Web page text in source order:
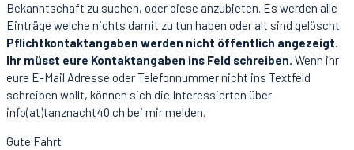
Bekanntschaft zu suchen, oder diese anzubieten. Es werden alle
Einträge welche nichts damit zu tun haben oder alt sind gelöscht.
Pflichtkontaktangaben werden nicht öffentlich angezeigt.
Ihr müsst eure Kontaktangaben ins Feld schreiben. Wenn ihr
eure E-Mail Adresse oder Telefonnummer nicht ins Textfeld
schreiben wollt, können sich die Interessierten über
info(at)tanznacht40.ch bei mir melden.
Gute Fahrt